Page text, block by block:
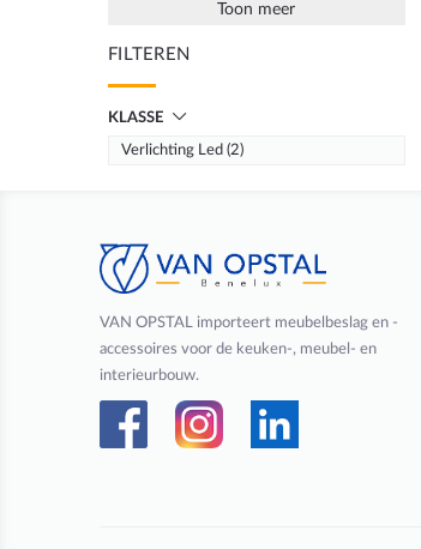
Toon meer
FILTEREN
KLASSE
Verlichting Led (2)
VAN OPSTAL importeert meubelbeslag en -
accessoires voor de keuken-, meubel- en
interieurbouw.